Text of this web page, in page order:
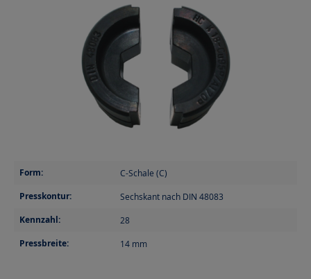
Form: C-Schale (C)
Presskontur: Sechskant nach DIN 48083
Kennzahl: 28
Pressbreite: 14 mm